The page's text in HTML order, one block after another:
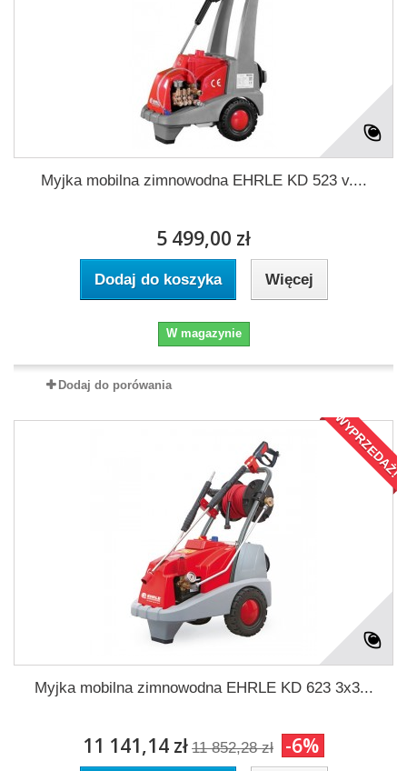
Myjka mobilna zimnowodna EHRLE KD 523 v....
5 499,00 zł
Dodaj do koszyka Więcej
W magazynie
Dodaj do porówania
WYPRZEDAŻ!
Myjka mobilna zimnowodna EHRLE KD 623 3x3...
11 141,14 zł 11 852,28 zł -6%